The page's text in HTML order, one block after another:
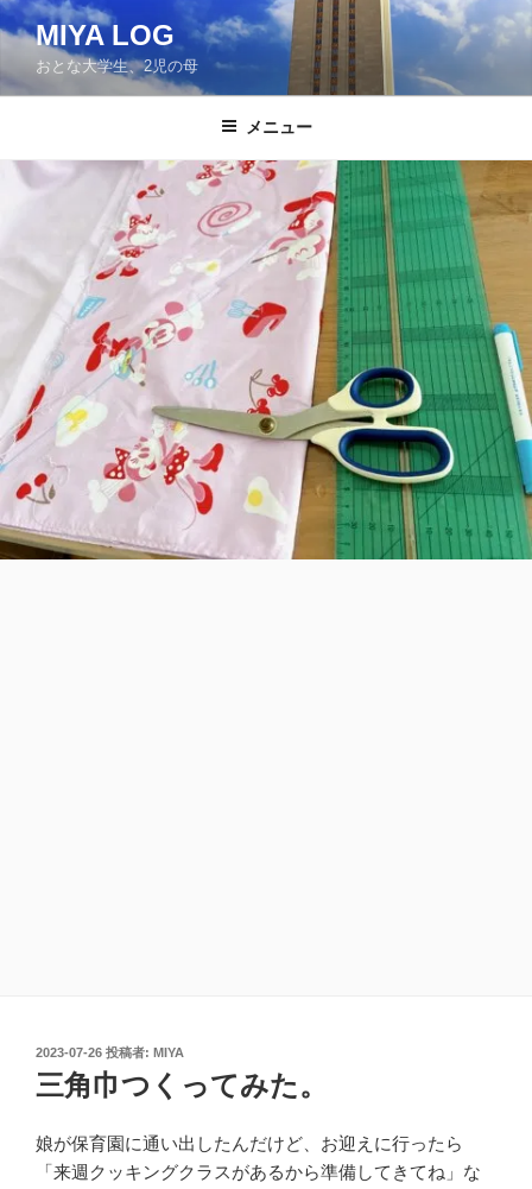
コ
ン
テ
ン
MIYA LOG
おとな大学生、2児の母
メニュー
投
稿
日:
2023-07-26 投稿者: MIYA
三角巾つくってみた。
娘が保育園に通い出したんだけど、お迎えに行ったら
「来週クッキングクラスがあるから準備してきてね」な